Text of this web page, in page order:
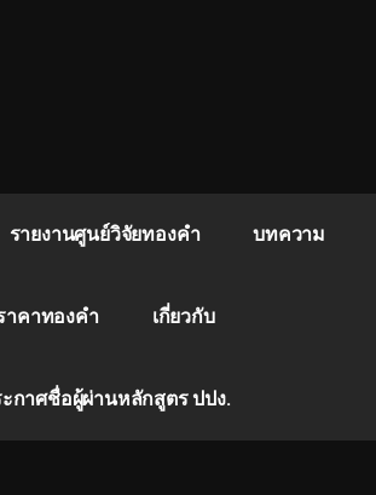
รายงานศูนย์วิจัยทองคำ บทความ
าคาทองคำ เกี่ยวกับ
กาศชื่อผู้ผ่านหลักสูตร ปปง.